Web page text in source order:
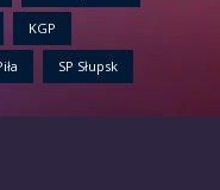
KGP
SP Słupsk